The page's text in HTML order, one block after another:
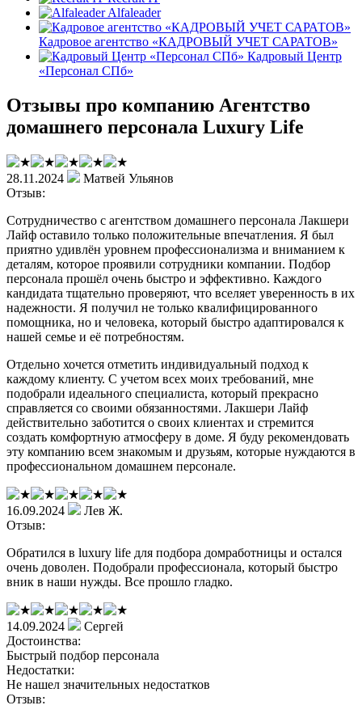
Alfaleader
Кадровое агентство «КАДРОВЫЙ УЧЕТ САРАТОВ»
Кадровый Центр
«Персонал СПб»
Отзывы про компанию Агентство
домашнего персонала Luxury Life
28.11.2024
Матвей Ульянов
Отзыв:
Сотрудничество с агентством домашнего персонала Лакшери
Лайф оставило только положительные впечатления. Я был
приятно удивлён уровнем профессионализма и вниманием к
деталям, которое проявили сотрудники компании. Подбор
персонала прошёл очень быстро и эффективно. Каждого
кандидата тщательно проверяют, что вселяет уверенность в их
надежности. Я получил не только квалифицированного
помощника, но и человека, который быстро адаптировался к
нашей семье и её потребностям.
Отдельно хочется отметить индивидуальный подход к
каждому клиенту. С учетом всех моих требований, мне
подобрали идеального специалиста, который прекрасно
справляется со своими обязанностями. Лакшери Лайф
действительно заботится о своих клиентах и стремится
создать комфортную атмосферу в доме. Я буду рекомендовать
эту компанию всем знакомым и друзьям, которые нуждаются в
профессиональном домашнем персонале.
16.09.2024
Лев Ж.
Отзыв:
Обратился в luxury life для подбора домработницы и остался
очень доволен. Подобрали профессионала, который быстро
вник в наши нужды. Все прошло гладко.
14.09.2024
Сергей
Достоинства:
Быстрый подбор персонала
Недостатки:
Не нашел значительных недостатков
Отзыв: